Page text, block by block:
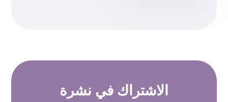
الاشتراك في نشرة